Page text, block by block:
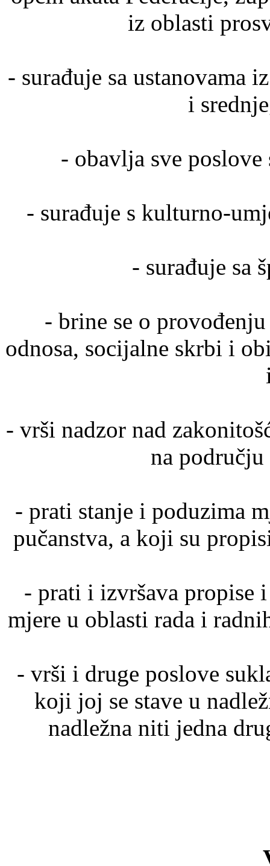
iz oblasti
- surađuje sa ustanovama
i
- obavlja sve
- surađuje s kulturno-
- surađuje sa
- brine se o
odnosa, socijalne skrbi i
- vrši nadzor nad
na
- prati stanje i poduzima
pučanstva, a koji su
- prati i izvršava propise
mjere u oblasti rada i
- vrši i druge poslove
koji joj se stave u
nadležna niti jedna